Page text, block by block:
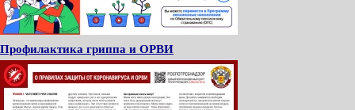
Профилактика гриппа и ОРВИ